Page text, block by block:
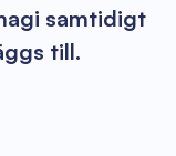
samtidigt
till.